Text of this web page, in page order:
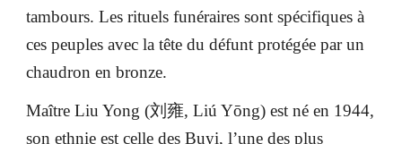
tambours. Les rituels funéraires sont spécifiques à
ces peuples avec la tête du défunt protégée par un
chaudron en bronze.
Maître Liu Yong (刘雍, Liú Yōng) est né en 1944,
son ethnie est celle des Buyi, l’une des plus